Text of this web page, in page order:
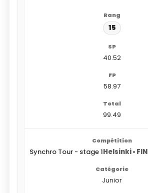
15
40.52
58.97
99.49
Synchro Tour - stage 1Helsinki • FIN
Junior